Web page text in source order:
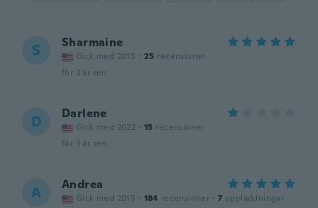
S Sharmaine
Gick med 2015 · 25 recensioner
för 3 år sen
D Darlene
Gick med 2022 · 15 recensioner
för 3 år sen
A Andrea
Gick med 2015 · 184 recensioner · 7 uppladdningar